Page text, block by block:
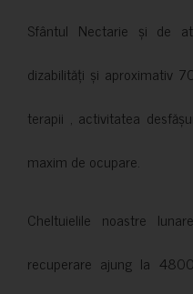
Sfântul Nectarie și de
dizabilități și aproximativ
terapii , activitatea
maxim de ocupare.
Cheltuielile noastre
recuperare ajung la